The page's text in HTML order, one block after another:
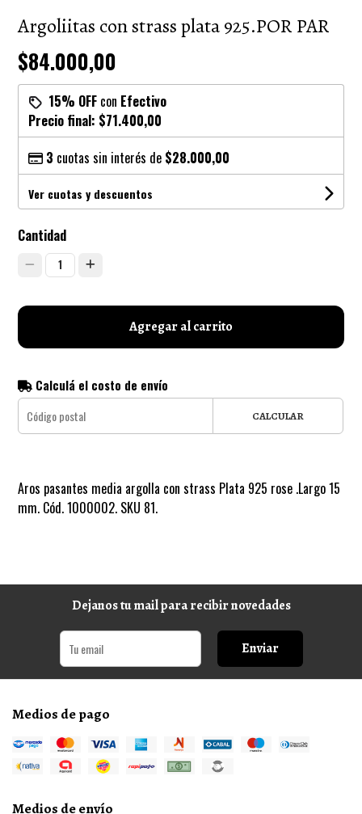
Argoliitas con strass plata 925.POR PAR
$84.000,00
15% OFF con Efectivo
Precio final: $71.400,00
3 cuotas sin interés de $28.000,00
Ver cuotas y descuentos
Cantidad
1
Agregar al carrito
Calculá el costo de envío
CALCULAR
Aros pasantes media argolla con strass Plata 925 rose .Largo 15
mm. Cód. 1000002. SKU 81.
Dejanos tu mail para recibir novedades
Enviar
Medios de pago
Medios de envío